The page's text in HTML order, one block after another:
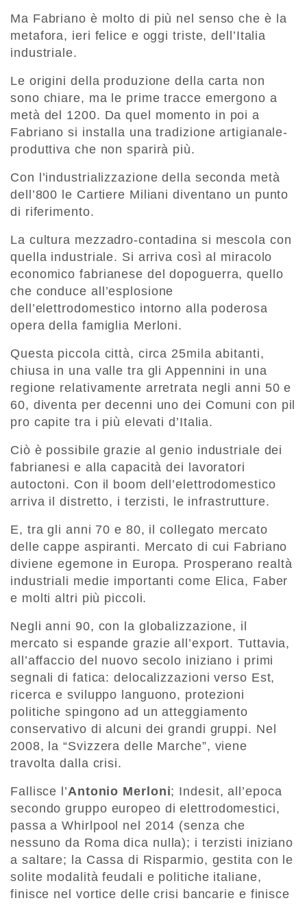
Ma Fabriano è molto di più nel senso che è la
metafora, ieri felice e oggi triste, dell’Italia
industriale.
Le origini della produzione della carta non
sono chiare, ma le prime tracce emergono a
metà del 1200. Da quel momento in poi a
Fabriano si installa una tradizione artigianale-
produttiva che non sparirà più.
Con l’industrializzazione della seconda metà
dell’800 le Cartiere Miliani diventano un punto
di riferimento.
La cultura mezzadro-contadina si mescola con
quella industriale. Si arriva così al miracolo
economico fabrianese del dopoguerra, quello
che conduce all’esplosione
dell’elettrodomestico intorno alla poderosa
opera della famiglia Merloni.
Questa piccola città, circa 25mila abitanti,
chiusa in una valle tra gli Appennini in una
regione relativamente arretrata negli anni 50 e
60, diventa per decenni uno dei Comuni con pil
pro capite tra i più elevati d’Italia.
Ciò è possibile grazie al genio industriale dei
fabrianesi e alla capacità dei lavoratori
autoctoni. Con il boom dell’elettrodomestico
arriva il distretto, i terzisti, le infrastrutture.
E, tra gli anni 70 e 80, il collegato mercato
delle cappe aspiranti. Mercato di cui Fabriano
diviene egemone in Europa. Prosperano realtà
industriali medie importanti come Elica, Faber
e molti altri più piccoli.
Negli anni 90, con la globalizzazione, il
mercato si espande grazie all’export. Tuttavia,
all’affaccio del nuovo secolo iniziano i primi
segnali di fatica: delocalizzazioni verso Est,
ricerca e sviluppo languono, protezioni
politiche spingono ad un atteggiamento
conservativo di alcuni dei grandi gruppi. Nel
2008, la “Svizzera delle Marche”, viene
travolta dalla crisi.
Fallisce l’Antonio Merloni; Indesit, all’epoca
secondo gruppo europeo di elettrodomestici,
passa a Whirlpool nel 2014 (senza che
nessuno da Roma dica nulla); i terzisti iniziano
a saltare; la Cassa di Risparmio, gestita con le
solite modalità feudali e politiche italiane,
finisce nel vortice delle crisi bancarie e finisce